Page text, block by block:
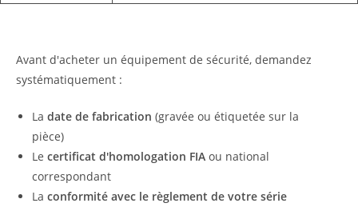
Avant d'acheter un équipement de sécurité, demandez
systématiquement :
La date de fabrication (gravée ou étiquetée sur la
pièce)
Le certificat d'homologation FIA ou national
correspondant
La conformité avec le règlement de votre série